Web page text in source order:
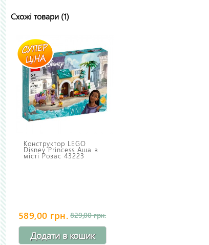
Схожі товари (1)
Конструктор LEGO
Disney Princess Аша в
місті Розас 43223
589,00 грн. 829,00 грн.
Додати в кошик